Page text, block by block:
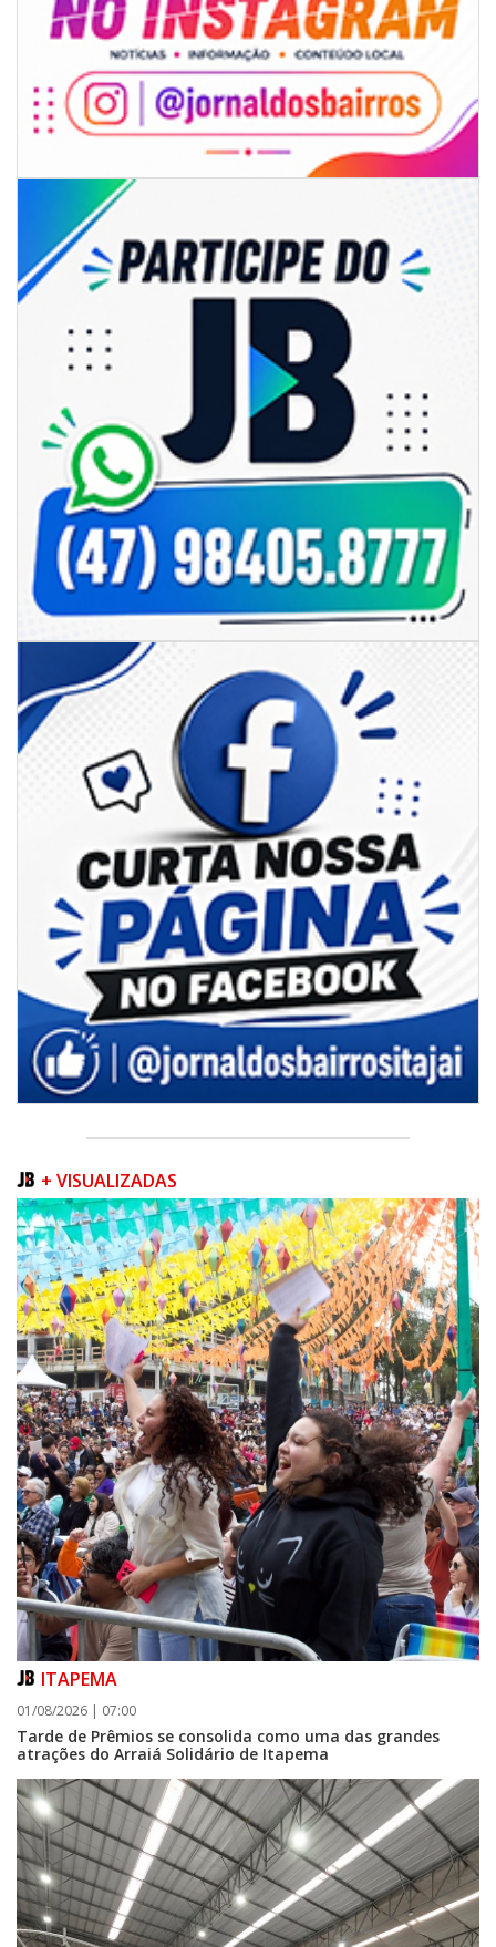
06/08/2026 | 07:00
Camboriú: exposição de arte transforma o Paço Municipal em um espaço
CAMBORIÚ
06/08/2026 | 07:00
Camboriú inicia obra que ampliará conexão entre vias e reforçará
mobilidade urbana
PORTO BELO
06/08/2026 | 07:00
Porto Belo abre inscrições para entidades da sociedade civil participarem
da composição do Conselho Municipal da Habitação
NAVEGANTES
06/08/2026 | 07:00
Campanha de vacinação gratuita vai imunizar cães e gatos em
Navegantes
+ VISUALIZADAS
ITAPEMA
01/08/2026 | 07:00
Tarde de Prêmios se consolida como uma das grandes
atrações do Arraiá Solidário de Itapema